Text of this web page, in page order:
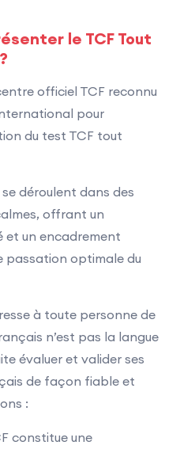
le TCF Tout
officiel TCF reconnu
pour
du test TCF tout
déroulent dans des
offrant un
et un encadrement
passation optimale du
à toute personne de
n’est pas la langue
évaluer et valider ses
de façon fiable et
:
constitue une